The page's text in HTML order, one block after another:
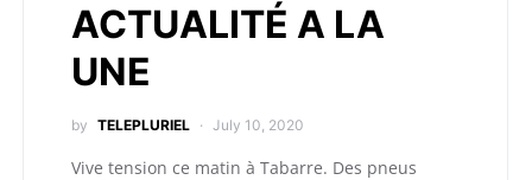
ACTUALITÉ A LA
UNE
by TELEPLURIEL July 10, 2020
Vive tension ce matin à Tabarre. Des pneus